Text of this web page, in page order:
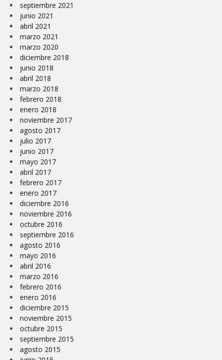
septiembre 2021
junio 2021
abril 2021
marzo 2021
marzo 2020
diciembre 2018
junio 2018
abril 2018
marzo 2018
febrero 2018
enero 2018
noviembre 2017
agosto 2017
julio 2017
junio 2017
mayo 2017
abril 2017
febrero 2017
enero 2017
diciembre 2016
noviembre 2016
octubre 2016
septiembre 2016
agosto 2016
mayo 2016
abril 2016
marzo 2016
febrero 2016
enero 2016
diciembre 2015
noviembre 2015
octubre 2015
septiembre 2015
agosto 2015